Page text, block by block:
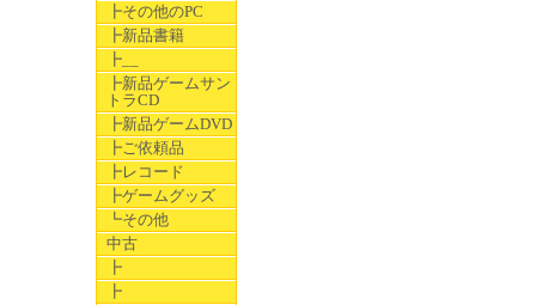
┣その他のPC
┣新品書籍
┣__
┣新品ゲームサン
トラCD
┣新品ゲームDVD
┣ご依頼品
┣レコード
┣ゲームグッズ
┗その他
中古
┣
┣